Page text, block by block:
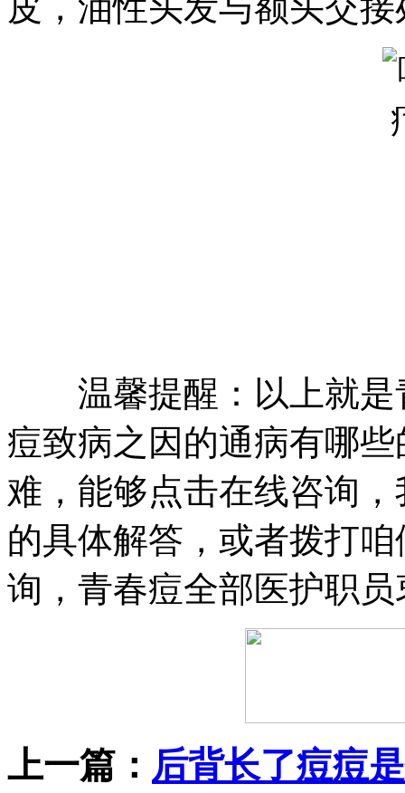
温馨提醒：以上就是
痘致病之因的通病有哪
难，能够点击在线咨询
的具体解答，或者拨打
询，青春痘全部医护职
上一篇： 后背长了痘痘